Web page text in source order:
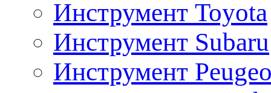
Инструмент Toyota
Инструмент Subaru
Инструмент